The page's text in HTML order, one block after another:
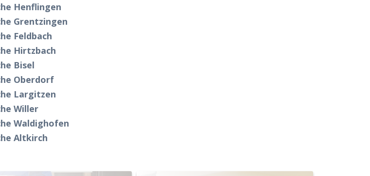
Henflingen
Grentzingen
Feldbach
Hirtzbach
Bisel
Oberdorf
Largitzen
Willer
Waldighofen
Altkirch